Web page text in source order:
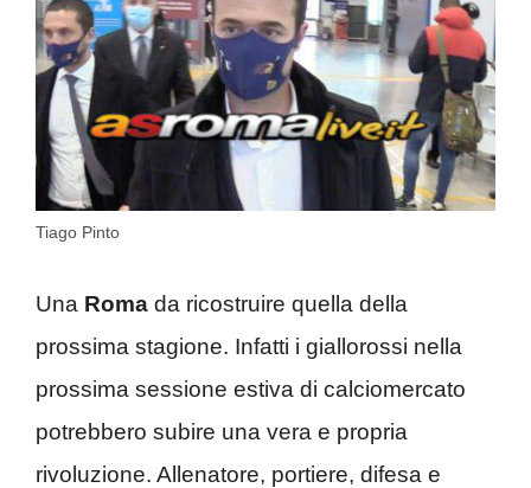
Tiago Pinto
Una Roma da ricostruire quella della
prossima stagione. Infatti i giallorossi nella
prossima sessione estiva di calciomercato
potrebbero subire una vera e propria
rivoluzione. Allenatore, portiere, difesa e